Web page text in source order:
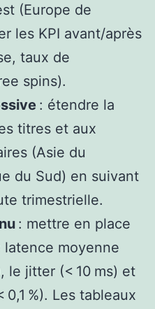
(Europe de
les KPI avant/après
taux de
spins).
: étendre la
titres et aux
(Asie du
du Sud) en suivant
trimestrielle.
: mettre en place
latence moyenne
le jitter (< 10 ms) et
0,1 %). Les tableaux